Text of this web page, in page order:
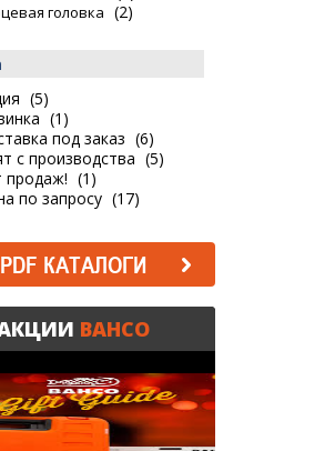
головка (2)
(5)
(1)
под заказ (6)
с производства (5)
продаж! (1)
по запросу (17)
PDF КАТАЛОГИ
BAHCO